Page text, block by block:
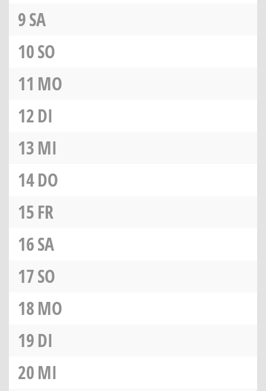
9SA
10SO
11 MO
12DI
13MI
14DO
15FR
16SA
17SO
18MO
19DI
20MI